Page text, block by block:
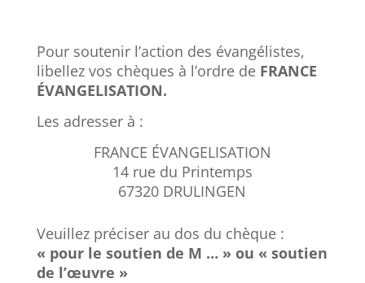
Pour soutenir l’action des évangélistes,
libellez vos chèques à l’ordre de FRANCE
ÉVANGELISATION.
Les adresser à :
FRANCE ÉVANGELISATION
14 rue du Printemps
67320 DRULINGEN
Veuillez préciser au dos du chèque :
« pour le soutien de M … » ou « soutien
de l’œuvre »